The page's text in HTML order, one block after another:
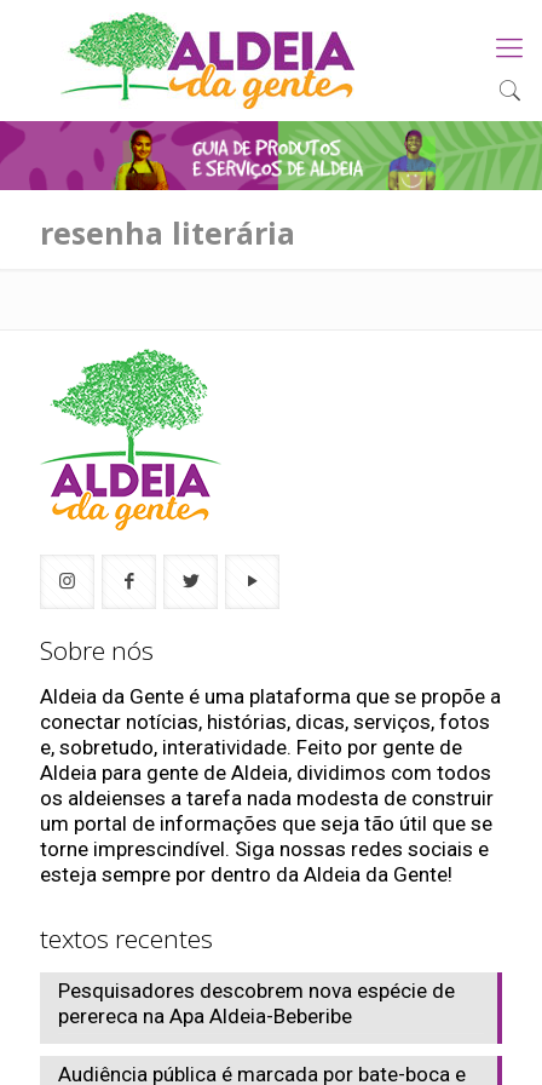
resenha literária
Sobre nós
Aldeia da Gente é uma plataforma que se propõe a
conectar notícias, histórias, dicas, serviços, fotos
e, sobretudo, interatividade. Feito por gente de
Aldeia para gente de Aldeia, dividimos com todos
os aldeienses a tarefa nada modesta de construir
um portal de informações que seja tão útil que se
torne imprescindível. Siga nossas redes sociais e
esteja sempre por dentro da Aldeia da Gente!
textos recentes
Pesquisadores descobrem nova espécie de
perereca na Apa Aldeia-Beberibe
Audiência pública é marcada por bate-boca e